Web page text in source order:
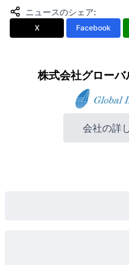
ニュースのシェア:
X Facebook
株式会社グロー
会社の詳